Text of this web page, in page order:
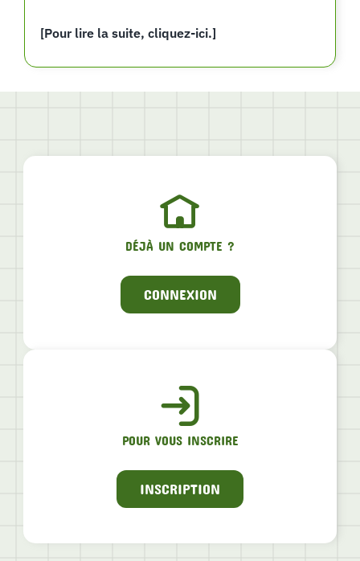
[Pour lire la suite, cliquez-ici.]
DÉJÀ UN COMPTE ?
CONNEXION
POUR VOUS INSCRIRE
INSCRIPTION